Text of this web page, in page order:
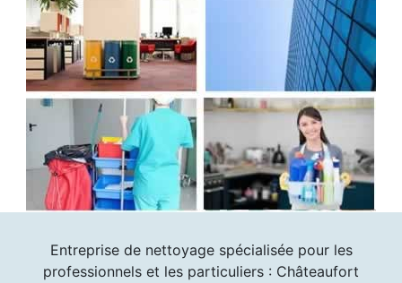
Entreprise de nettoyage spécialisée pour les
professionnels et les particuliers : Châteaufort